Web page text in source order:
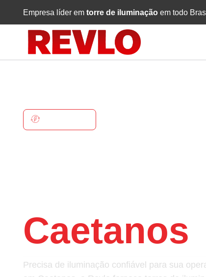
Empresa líder em torre de iluminação em todo
Caetanos
Precisa de iluminação confiável para sua